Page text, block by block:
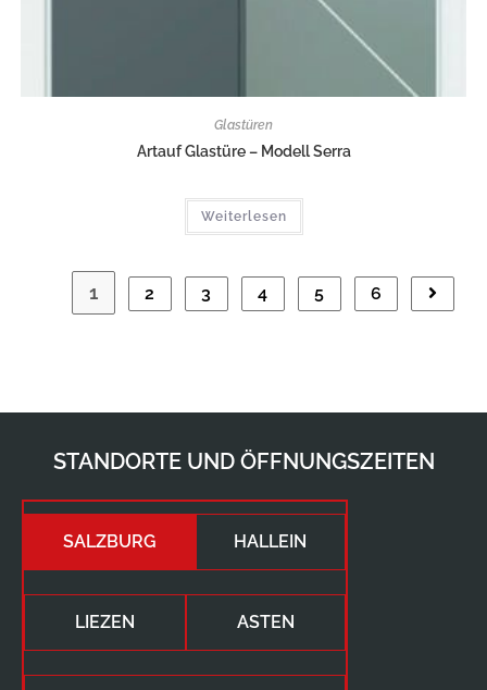
Glastüren
Artauf Glastüre – Modell Serra
Weiterlesen
1 2 3 4 5 6
STANDORTE UND ÖFFNUNGSZEITEN
SALZBURG HALLEIN
LIEZEN ASTEN